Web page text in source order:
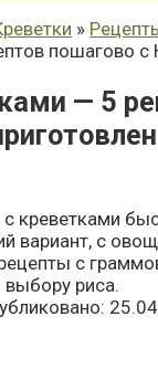
»
пошагово
— 5
с креветками
вариант, с
с
риса.